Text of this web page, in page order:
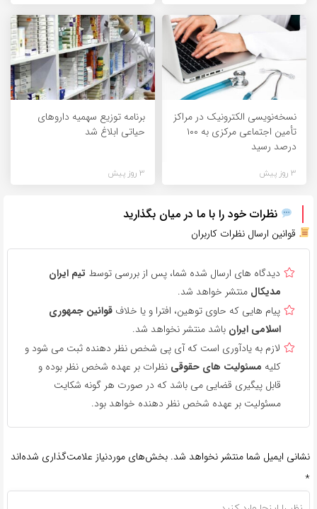
نسخه‌نویسی الکترونیک در مراکز
تأمین اجتماعی مرکزی به ۱۰۰
درصد رسید
3 روز پیش
برنامه توزیع سهمیه داروهای
حیاتی ابلاغ شد
3 روز پیش
نظرات خود را با ما در میان بگذارید
قوانین ارسال نظرات کاربران
دیدگاه های ارسال شده شما، پس از بررسی توسط تیم ایران
مدیکال منتشر خواهد شد.
پیام هایی که حاوی توهین، افترا و یا خلاف قوانین جمهوری
اسلامی ایران باشد منتشر نخواهد شد.
لازم به یادآوری است که آی پی شخص نظر دهنده ثبت می شود و
کلیه مسئولیت های حقوقی نظرات بر عهده شخص نظر بوده و
قابل پیگیری قضایی می باشد که در صورت هر گونه شکایت
مسئولیت بر عهده شخص نظر دهنده خواهد بود.
نشانی ایمیل شما منتشر نخواهد شد. بخش‌های موردنیاز علامت‌گذاری شده‌اند
*